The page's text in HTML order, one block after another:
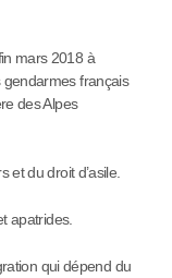
mars 2018 à
gendarmes français
des Alpes
et du droit d’asile.
apatrides.
qui dépend du